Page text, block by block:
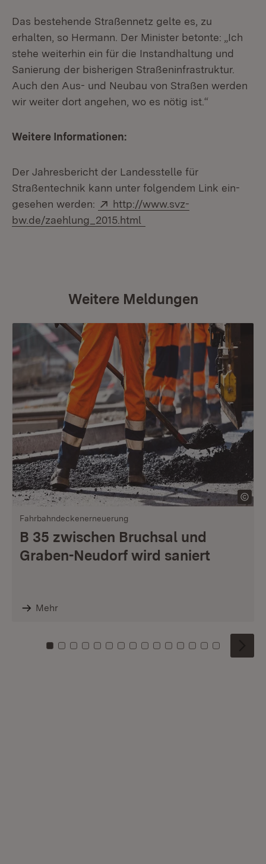
Das bestehende Straßennetz gelte es, zu
erhalten, so Hermann. Der Minister betonte: „Ich
stehe weiterhin ein für die Instandhaltung und
Sanierung der bisherigen Straßeninfrastruktur.
Auch den Aus- und Neubau von Straßen werden
wir weiter dort angehen, wo es nötig ist.“
Weitere Informationen:
Der Jahresbericht der Landesstelle für
Straßentechnik kann unter folgendem Link ein-
gesehen werden:
Extern:
http://www.svz-
bw.de/zaehlung_2015.html
Weitere Meldungen
Fahrbahndeckenerneuerung
B 35 zwischen Bruchsal und
Graben-Neudorf wird saniert
Mehr
Zu Kachel: 0
Zu Kachel: 1
Zu Kachel: 2
Zu Kachel: 3
Zu Kachel: 4
Zu Kachel: 5
Zu Kachel: 6
Zu Kachel: 7
Zu Kachel: 8
Zu Kachel: 9
Zu Kachel: 10
Zu Kachel: 11
Zu Kachel: 12
Zu Kachel:
Zu